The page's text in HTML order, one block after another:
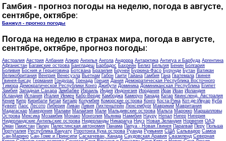
Гамбия - прогноз погоды на неделю, погода в августе,
сентябре, октябре:
Банжул - прогноз погоды
Погода на неделю в странах мира, погода в августе,
сентябре, октябре, прогноз погоды:
Австралия Австрия Албания Алжир Ангилья Ангола Андорра Антарктика Антигуа и Барбуда Аргентина
Афганистан Багамские острова Бангладеш Барбадос Бахрейн Белиз Бельгия Бенин Болгария
Боливия Босния и Герцеговина Ботсвана Бразилия Бруней Буркина-Фасо Бурунди Бутан Ватикан
Великобритания Венгрия Венесуэла Вьетнам Габон Гаити Гайана Гамбия Гана Гватемала Гвинея
Гвинея-Бисау Германия Гондурас Гренада Греция Дания Демократическая Республика Восточного
Тимора Демократической Республики Конго Джибути Доминика Доминиканская Республика Египет
Замбия Западная Сахара Зимбабве Израиль Индия Индонезия Иордания Ирак Иран Ирландия
Исландия Испания Италия Йемен Кабо-Верде Камбоджа Камерун Канада Катар Квинсленд, Австралия
Кения Кипр Кирибати Китай Китайр Колумбия Коморские острова Конго Коста-Рика Кот-де-Ивуар Куба
Кувейт Лаос Лесото Либерия Ливан Ливия Лихтенштейн Люксембург Маврикий Мавритания
Мадагаскар Македония Малави Малайзия Мали Мальдивские острова Мальта Марокко Маршалловы
Острова Мексика Мозамбик Монако Монголия Мьянма Намибия Науру Непал Нигер Нигерия
Нидерландские Антильские острова Нидерланды Никарагуа Ниуэ Новая Зеландия Норвегия ОАЭ
Оман Пакистан Палау Палестинская автономия Панама Папуа - Новая Гвинея Парагвай Перу Польша
Португалия Республика Вануату Роротонга Кука острова Руанда Румыния США Сальвадор Самоа
Сан-Марино Сан-Томе и Принсипи Саскачеван, Канада Саудовская Аравия Свазиленд Северная